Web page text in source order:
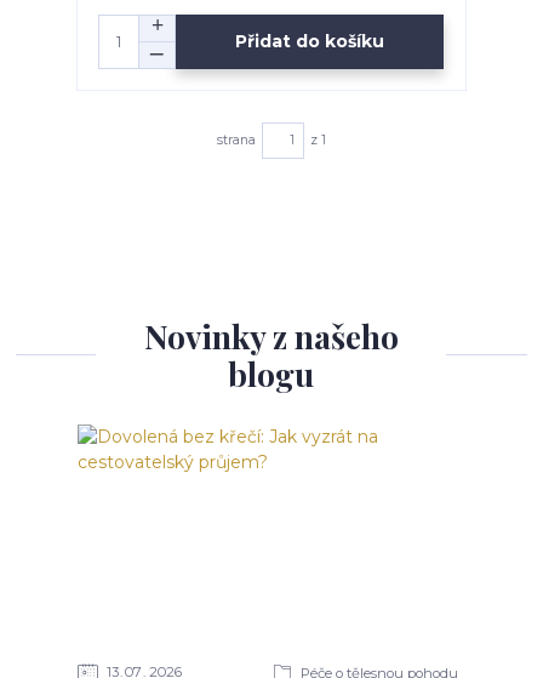
Přidat do košíku
strana z 1
Novinky z našeho
blogu
13 07 2026 Péče o tělesnou pohodu